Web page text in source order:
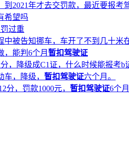
到2021年才去交罚款，最近要报考
希望吗
过重
中被告知挪车，车开了不到几十米
，能判6个月 暂扣驾驶证
，降级成C1证，什么时候能报考b
，降级， 暂扣驾驶证六个月。
分，罚款1000元， 暂扣驾驶证6个月